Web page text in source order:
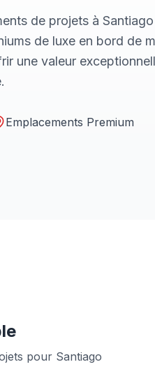
de projets à
de luxe en bord de
une valeur
Emplacements Premium
pour Santiago